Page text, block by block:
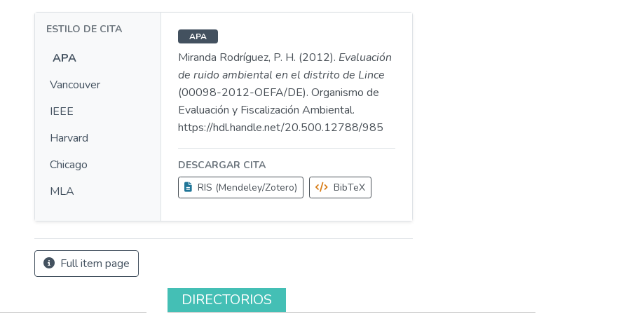
ESTILO DE CITA
APA
Vancouver
IEEE
Harvard
Chicago
MLA
APA
Miranda Rodríguez, P. H. (2012). Evaluación
de ruido ambiental en el distrito de Lince
(00098-2012-OEFA/DE). Organismo de
Evaluación y Fiscalización Ambiental.
https://hdl.handle.net/20.500.12788/985
DESCARGAR CITA
RIS (Mendeley/Zotero)
BibTeX
Full item page
DIRECTORIOS